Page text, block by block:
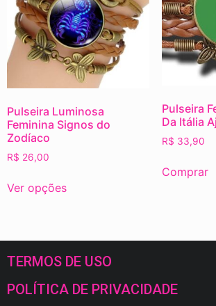
Pulseira Luminosa
Feminina Signos do
Zodíaco
R$ 26,00
Ver opções
Pulseira
Da Itália
R$ 33,90
Comprar
TERMOS DE USO
POLÍTICA DE PRIVACIDADE